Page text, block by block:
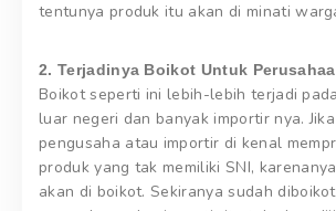
tentunya produk itu akan di minati
2. Terjadinya Boikot Untuk
Boikot seperti ini lebih-lebih terjadi
luar negeri dan banyak importir nya.
pengusaha atau importir di kenal
produk yang tak memiliki SNI,
akan di boikot. Sekiranya sudah